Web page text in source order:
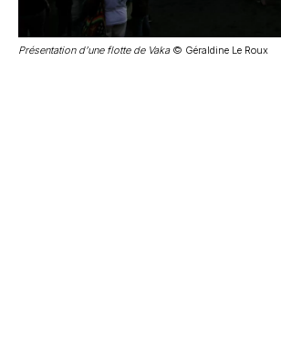
Présentation d’une flotte de Vaka© Géraldine Le Roux